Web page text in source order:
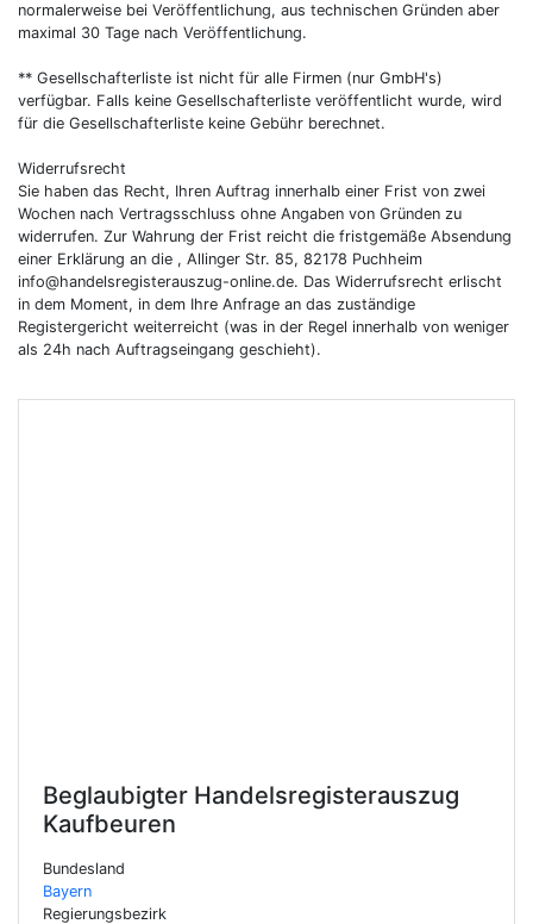
Beglaubigter Handelsregisterauszug
Kaufbeuren
Bundesland
Bayern
Regierungsbezirk
normalerweise bei Veröffentlichung, aus technischen Gründen aber
maximal 30 Tage nach Veröffentlichung.
** Gesellschafterliste ist nicht für alle Firmen (nur GmbH's)
verfügbar. Falls keine Gesellschafterliste veröffentlicht wurde, wird
für die Gesellschafterliste keine Gebühr berechnet.
Widerrufsrecht
Sie haben das Recht, Ihren Auftrag innerhalb einer Frist von zwei
Wochen nach Vertragsschluss ohne Angaben von Gründen zu
widerrufen. Zur Wahrung der Frist reicht die fristgemäße Absendung
einer Erklärung an die , Allinger Str. 85, 82178 Puchheim
info@handelsregisterauszug-online.de. Das Widerrufsrecht erlischt
in dem Moment, in dem Ihre Anfrage an das zuständige
Registergericht weiterreicht (was in der Regel innerhalb von weniger
als 24h nach Auftragseingang geschieht).